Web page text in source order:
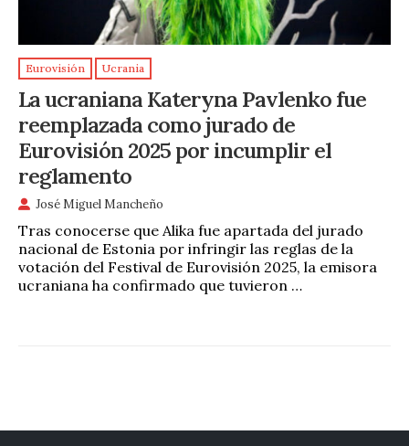
Eurovisión Ucrania
La ucraniana Kateryna Pavlenko fue
reemplazada como jurado de
Eurovisión 2025 por incumplir el
reglamento
José Miguel Mancheño
Tras conocerse que Alika fue apartada del jurado
nacional de Estonia por infringir las reglas de la
votación del Festival de Eurovisión 2025, la emisora
ucraniana ha confirmado que tuvieron …